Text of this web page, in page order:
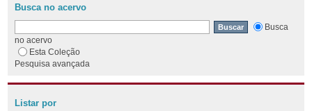
Busca no acervo
Busca
no acervo
Esta Coleção
Pesquisa avançada
Listar por